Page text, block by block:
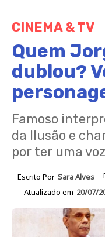
CINEMA & TV
Quem
dublou?
Famoso
da Ilusão e
por ter uma
Escrito Por Sara Alves
Atualizado em 20/07/